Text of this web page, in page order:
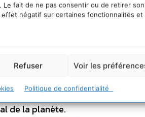
Le fait de ne pas consentir ou de retirer son
négatif sur certaines fonctionnalités et
Refuser Voir les
Politique de confidentialité
donc être significativement
du stockage du CO2, et par
crucial d’inclure ces nouveaux
émissions de CO2 liées aux
Environ une moitié
près de 2,3 gigatonnes
gigatonnes. Le reste
de la planète.